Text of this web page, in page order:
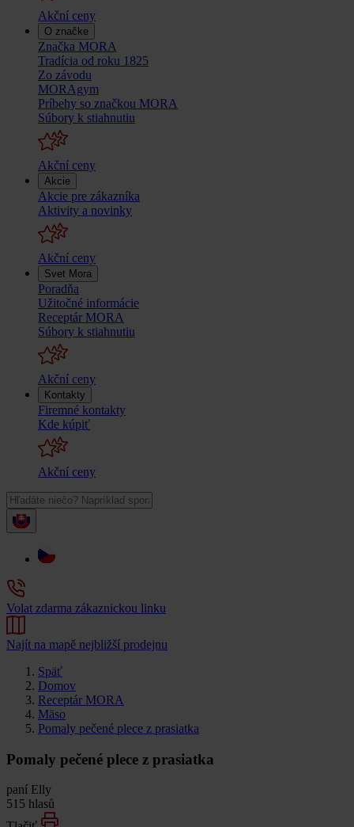
Akční ceny
O značke
Značka MORA
Tradícia od roku 1825
Zo závodu
MORAgym
Príbehy so značkou MORA
Súbory k stiahnutiu
Akční ceny
Akcie
Akcie pre zákazníka
Aktivity a novinky
Akční ceny
Svet Mora
Poradňa
Užitočné informácie
Receptár MORA
Súbory k stiahnutiu
Akční ceny
Kontakty
Firemné kontakty
Kde kúpiť
Akční ceny
Volat zdarma zákaznickou linku
Najít na mapě nejbližší prodejnu
Späť
Domov
Receptár MORA
Mäso
Pomaly pečené plece z prasiatka
Pomaly pečené plece z prasiatka
paní Elly
515 hlasů